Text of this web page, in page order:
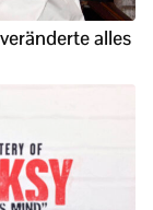
alles